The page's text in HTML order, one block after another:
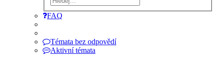
FAQ
Témata bez odpovědí
Aktivní témata